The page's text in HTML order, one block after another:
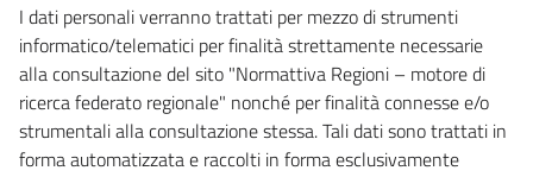
I dati personali verranno trattati per mezzo di strumenti
informatico/telematici per finalità strettamente necessarie
alla consultazione del sito "Normattiva Regioni – motore di
ricerca federato regionale" nonché per finalità connesse e/o
strumentali alla consultazione stessa. Tali dati sono trattati in
forma automatizzata e raccolti in forma esclusivamente